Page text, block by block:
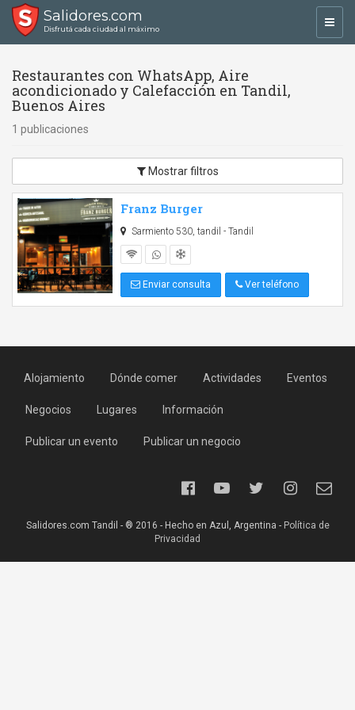
Salidores.com
Disfrutá cada ciudad al máximo
Restaurantes con WhatsApp, Aire
acondicionado y Calefacción en Tandil,
Buenos Aires
1 publicaciones
Mostrar filtros
Franz Burger
Sarmiento 530, tandil - Tandil
Enviar consulta Ver teléfono
Alojamiento Dónde comer Actividades Eventos
Negocios Lugares Información
Publicar un evento Publicar un negocio
Salidores.com Tandil - ® 2016 - Hecho en Azul, Argentina - Política de
Privacidad